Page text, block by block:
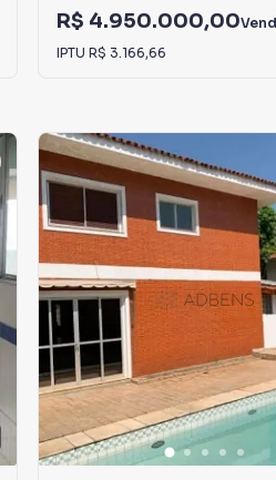
R$ 4.950.000,00
IPTU R$ 3.166,66